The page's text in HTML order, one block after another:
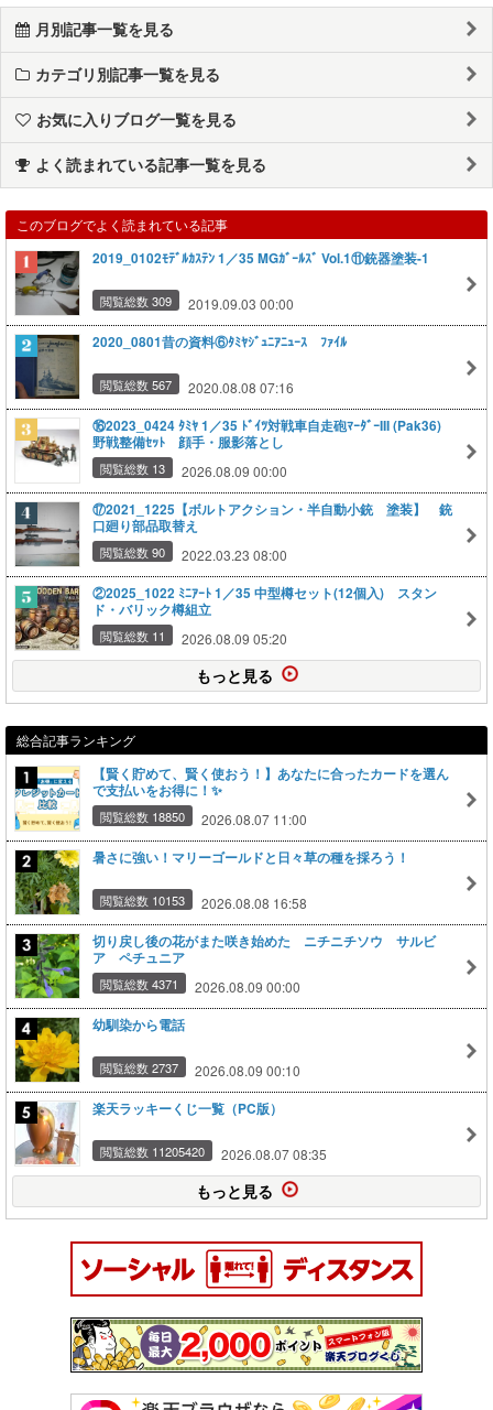
月別記事一覧を見る
カテゴリ別記事一覧を見る
お気に入りブログ一覧を見る
よく読まれている記事一覧を見る
このブログでよく読まれている記事
2019_0102ﾓﾃﾞﾙｶｽﾃﾝ 1／35 MGｶﾞｰﾙｽﾞ Vol.1⑪銃器塗装-1
閲覧総数 309 2019.09.03 00:00
2020_0801昔の資料⑥ﾀﾐﾔｼﾞｭﾆｱﾆｭｰｽ ﾌｧｲﾙ
閲覧総数 567 2020.08.08 07:16
⑯2023_0424 ﾀﾐﾔ 1／35 ﾄﾞｲﾂ対戦車自走砲ﾏｰﾀﾞｰIII (Pak36)
野戦整備ｾｯﾄ 顔手・服影落とし
閲覧総数 13 2026.08.09 00:00
⑰2021_1225【ボルトアクション・半自動小銃 塗装】 銃
口廻り部品取替え
閲覧総数 90 2022.03.23 08:00
②2025_1022 ﾐﾆｱｰﾄ 1／35 中型樽セット(12個入) スタン
ド・バリック樽組立
閲覧総数 11 2026.08.09 05:20
もっと見る
総合記事ランキング
【賢く貯めて、賢く使おう！】あなたに合ったカードを選ん
で支払いをお得に！✨
閲覧総数 18850 2026.08.07 11:00
暑さに強い！マリーゴールドと日々草の種を採ろう！
閲覧総数 10153 2026.08.08 16:58
切り戻し後の花がまた咲き始めた ニチニチソウ サルビ
ア ペチュニア
閲覧総数 4371 2026.08.09 00:00
幼馴染から電話
閲覧総数 2737 2026.08.09 00:10
楽天ラッキーくじ一覧（PC版）
閲覧総数 11205420 2026.08.07 08:35
もっと見る